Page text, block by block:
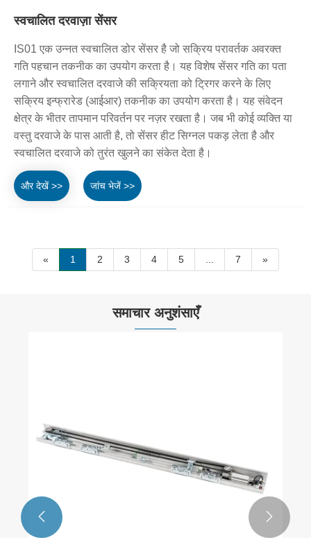
स्वचालित दरवाज़ा सेंसर
IS01 एक उन्नत स्वचालित डोर सेंसर है जो सक्रिय परावर्तक अवरक्त
गति पहचान तकनीक का उपयोग करता है। यह विशेष सेंसर गति का पता
लगाने और स्वचालित दरवाजे की सक्रियता को ट्रिगर करने के लिए
सक्रिय इन्फ्रारेड (आईआर) तकनीक का उपयोग करता है। यह संवेदन
क्षेत्र के भीतर तापमान परिवर्तन पर नज़र रखता है। जब भी कोई व्यक्ति या
वस्तु दरवाजे के पास आती है, तो सेंसर हीट सिग्नल पकड़ लेता है और
स्वचालित दरवाजे को तुरंत खुलने का संकेत देता है।
और देखें >> जांच भेजें >>
« 1 2 3 4 5 7 »
समाचार अनुशंसाएँ
 